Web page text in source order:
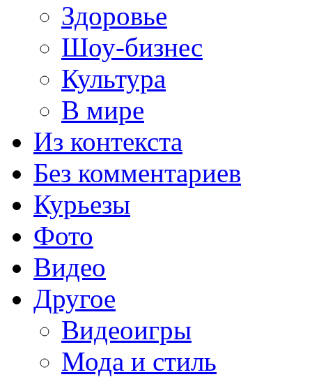
Здоровье
Шоу-бизнес
Культура
В мире
Из контекста
Без комментариев
Курьезы
Фото
Видео
Другое
Видеоигры
Мода и стиль